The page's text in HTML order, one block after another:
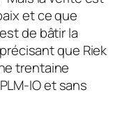
et ce que
de bâtir la
que Riek
trentaine
IO et sans